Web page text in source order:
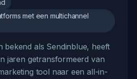
met een multichannel
bekend als Sendinblue, heeft
jaren getransformeerd van
tool naar een all-in-